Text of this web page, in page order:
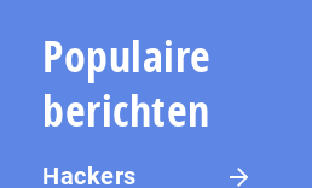
Populaire
berichten
Hackers